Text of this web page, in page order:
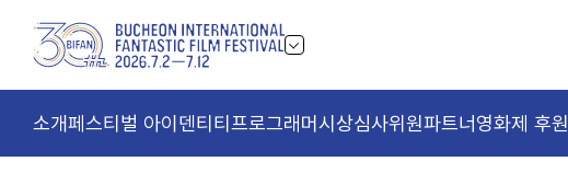
소개페스티벌 아이덴티티 프로그래머시상심사위원파트너영화제 후원